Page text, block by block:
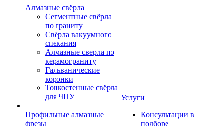
Алмазные свёрла
Сегментные свёрла
по граниту
Свёрла вакуумного
спекания
Алмазные сверла по
керамограниту
Гальванические
коронки
Тонкостенные свёрла
для ЧПУ
Профильные алмазные
фрезы
Услуги
Консультации в
подборе